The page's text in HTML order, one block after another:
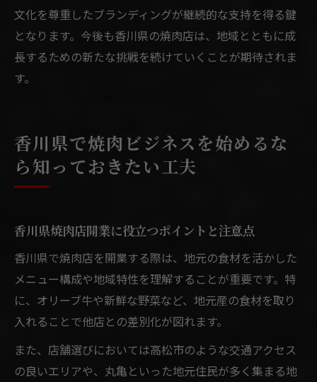
文化を尊重したブランディングが継続的な支持を得る鍵
となります。今後も香川県の焼肉店は、地域とともに成
長するための新たな挑戦を続けていくことが期待されま
す。
香川県で焼肉ビジネスを始めるな
ら知っておきたい工夫
香川県焼肉店開業に役立つポイントと注意点
香川県で焼肉店を開業する際は、地元の食材を活かした
メニュー構成や地域特性を理解することが重要です。特
に、オリーブ牛や新鮮な野菜など、地元産の食材を取り
入れることで他店との差別化が図れます。
また、店舗選びにおいては高松市のような交通アクセス
の良いエリアや、丸亀といった地元住民が多く集まる地